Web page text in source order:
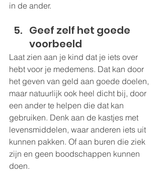
in de ander.
Geef zelf het goede
voorbeeld
Laat zien aan je kind dat je iets over
hebt voor je medemens. Dat kan door
het geven van geld aan goede doelen,
maar natuurlijk ook heel dicht bij, door
een ander te helpen die dat kan
gebruiken. Denk aan de kastjes met
levensmiddelen, waar anderen iets uit
kunnen pakken. Of aan buren die ziek
zijn en geen boodschappen kunnen
doen.